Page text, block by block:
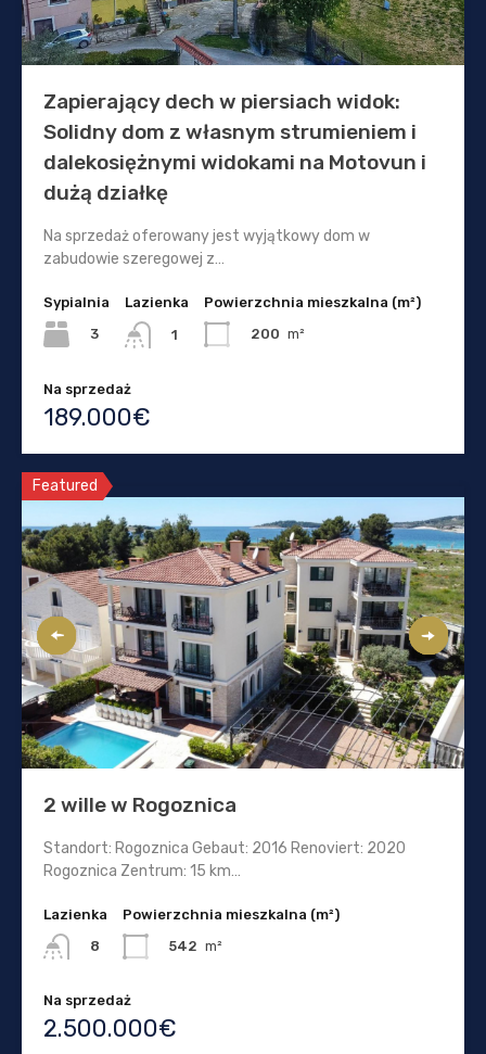
Zapierający dech w piersiach widok:
Solidny dom z własnym strumieniem i
dalekosiężnymi widokami na Motovun i
dużą działkę
Na sprzedaż oferowany jest wyjątkowy dom w
zabudowie szeregowej z…
Sypialnia
3
Lazienka
1
Powierzchnia mieszkalna (m²)
200 m²
Na sprzedaż
189.000€
Featured
2 wille w Rogoznica
Standort: Rogoznica Gebaut: 2016 Renoviert: 2020
Rogoznica Zentrum: 15 km…
Lazienka
8
Powierzchnia mieszkalna (m²)
542 m²
Na sprzedaż
2.500.000€